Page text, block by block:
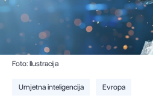
Foto: Ilustracija
Umjetna inteligencija Evropa